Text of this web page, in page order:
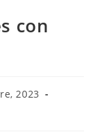
con
2023